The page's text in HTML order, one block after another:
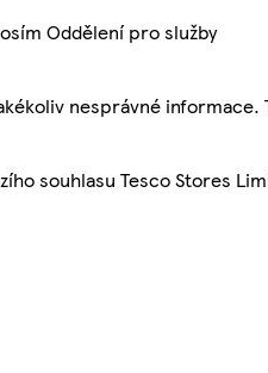
Oddělení pro služby
nesprávné informace.
souhlasu Tesco Stores